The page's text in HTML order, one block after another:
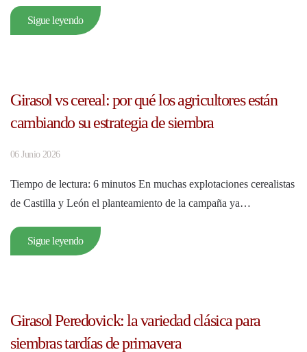
Sigue leyendo
Girasol vs cereal: por qué los agricultores están
cambiando su estrategia de siembra
06 Junio 2026
Tiempo de lectura: 6 minutos En muchas explotaciones cerealistas
de Castilla y León el planteamiento de la campaña ya…
Sigue leyendo
Girasol Peredovick: la variedad clásica para
siembras tardías de primavera